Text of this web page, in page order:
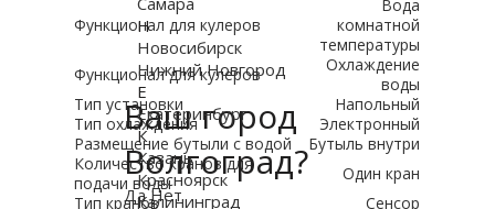
Функционал для кулеров
Вода
комнатной
температуры
Функционал для кулеров
Охлаждение
воды
Тип установки
Напольный
Тип охлаждения
Электронный
Размещение бутыли с водой
Бутыль внутри
Количество кранов для
подачи воды
Один кран
Тип кранов
Сенсор
Ваш город
Волгоград?
Да Нет
Н
Новосибирск
Нижний Новгород
Е
Екатеринбург
К
Казань
Красноярск
Калининград